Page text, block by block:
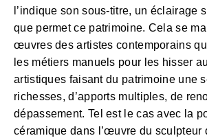
l’indique son sous-titre, un éclairage
que permet ce patrimoine. Cela se
œuvres des artistes contemporains
les métiers manuels pour les hisser
artistiques faisant du patrimoine une
richesses, d’apports multiples, de
dépassement. Tel est le cas avec la
céramique dans l’œuvre du sculpteur